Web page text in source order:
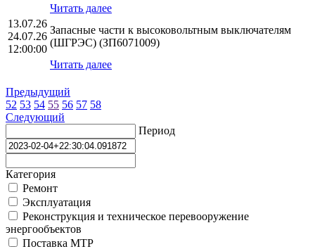
Читать далее
13.07.26
24.07.26
12:00:00
Запасные части к высоковольтным выключателям
(ШГРЭС) (ЗП6071009)
Читать далее
Предыдущий
52 53 54 55 56 57 58
Следующий
Период
Категория
Ремонт
Эксплуатация
Реконструкция и техническое перевооружение
энергообъектов
Поставка МТР